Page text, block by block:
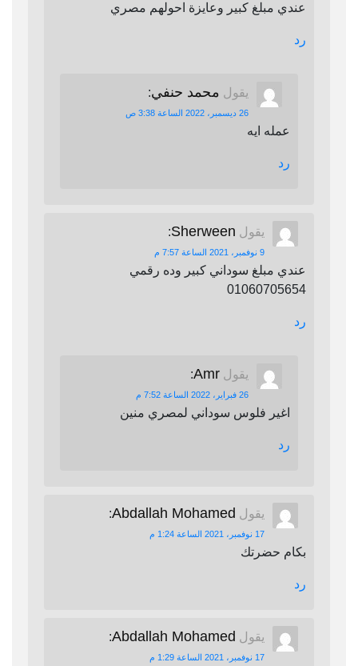
عندي مبلغ كبير وعايزة احولهم مصري
رد
يقول محمد حنفي:
26 ديسمبر، 2022 الساعة 3:38 ص
عمله ايه
رد
يقول Sherween
:
9 نوفمبر، 2021 الساعة 7:57 م
عندي مبلغ سوداني كبير وده رقمي
01060705654
رد
يقول Amr
:
26 فبراير، 2022 الساعة 7:52 م
اغير فلوس سوداني لمصري منين
رد
يقول Abdallah Mohamed
:
17 نوفمبر، 2021 الساعة 1:24 م
بكام حضرتك
رد
يقول Abdallah Mohamed
:
17 نوفمبر، 2021 الساعة 1:29 م